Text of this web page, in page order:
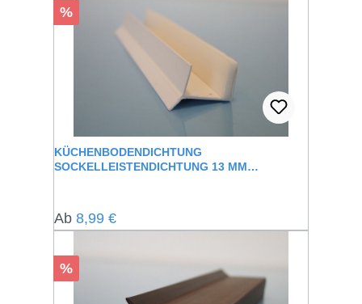
Rabatt
%
KÜCHENBODENDICHTUNG
SOCKELLEISTENDICHTUNG 13 MM
Regulärer Preis:
Ab 8,99 €
Rabatt
%